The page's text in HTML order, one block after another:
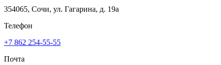
354065, Сочи, ул. Гагарина, д. 19а
Телефон
+7 862 254-55-55
Почта